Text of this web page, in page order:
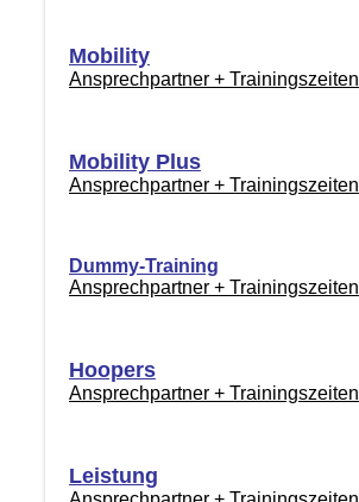
Mobility
Ansprechpartner + Trainingszeiten
Mobility Plus
Ansprechpartner + Trainingszeiten
Dummy-Training
Ansprechpartner + Trainingszeiten
Hoopers
Ansprechpartner + Trainingszeiten
Leistung